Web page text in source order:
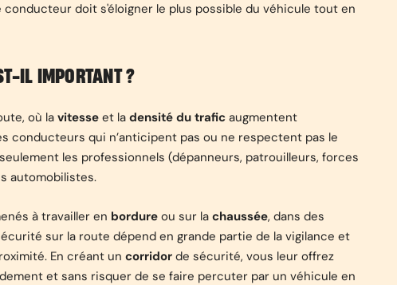
conducteur doit s'éloigner le plus possible du véhicule tout en
IL IMPORTANT ?
où la vitesseet la densité du traficaugmentent
conducteurs qui n’anticipent pas ou ne respectent pas le
les professionnels (dépanneurs, patrouilleurs, forces
automobilistes.
à travailler en bordureou sur la chaussée, dans des
sur la route dépend en grande partie de la vigilance et
En créant un corridorde sécurité, vous leur offrez
et sans risquer de se faire percuter par un véhicule en